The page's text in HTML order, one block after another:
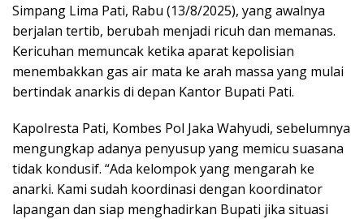
Simpang Lima Pati, Rabu (13/8/2025), yang awalnya
berjalan tertib, berubah menjadi ricuh dan memanas.
Kericuhan memuncak ketika aparat kepolisian
menembakkan gas air mata ke arah massa yang mulai
bertindak anarkis di depan Kantor Bupati Pati.
Kapolresta Pati, Kombes Pol Jaka Wahyudi, sebelumnya
mengungkap adanya penyusup yang memicu suasana
tidak kondusif. “Ada kelompok yang mengarah ke
anarki. Kami sudah koordinasi dengan koordinator
lapangan dan siap menghadirkan Bupati jika situasi